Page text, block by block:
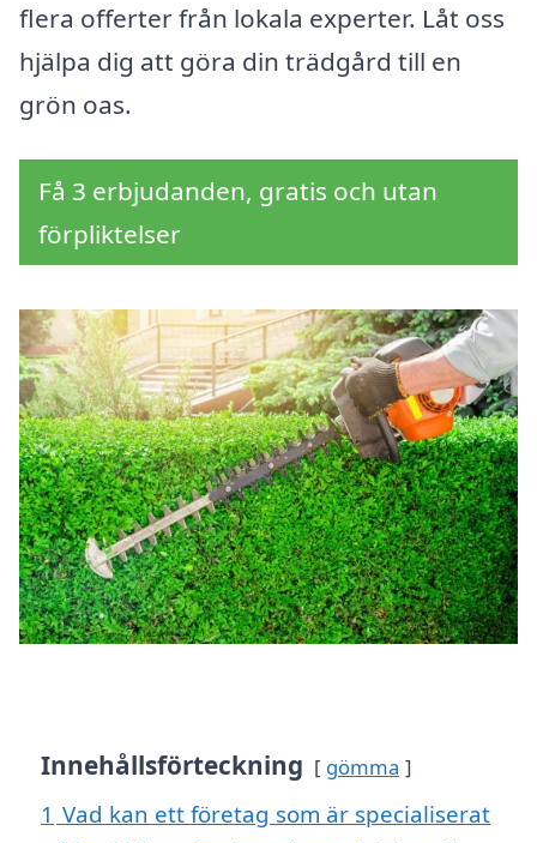
flera offerter från lokala experter. Låt oss
hjälpa dig att göra din trädgård till en
grön oas.
Få 3 erbjudanden, gratis och utan
förpliktelser
Innehållsförteckning gömma
1 Vad kan ett företag som är specialiserat